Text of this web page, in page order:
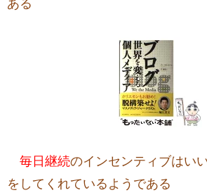
ある
毎日継続のインセンティブはい
をしてくれているようである